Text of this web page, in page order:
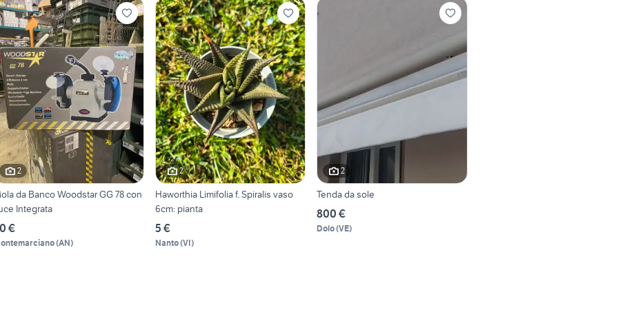
2
da Banco Woodstar GG 78 con
Integrata
€
(AN)
2
Haworthia Limifolia f. Spiralis vaso
6cm: pianta
5 €
Nanto(VI)
2
Tenda da sole
800 €
Dolo(VE)